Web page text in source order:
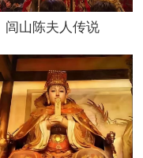
闾山陈夫人传说